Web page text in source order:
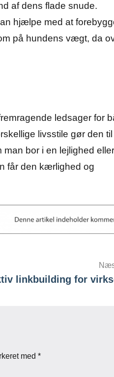
af dens flade snude.
hjælpe med at
på hundens vægt, da
ledsager for
livsstile gør den
bor i en lejlighed
får den kærlighed og
linkbuilding for
med *